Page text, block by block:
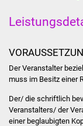
Der Veranstalter
muss im Besitz einer
Der/ die schriftlich
Veranstalters/ der
einer beglaubigten